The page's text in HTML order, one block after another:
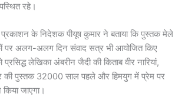
रहे।
के निदेशक पीयूष कुमार ने बताया कि पुस्तक मेले
पर अलग-अलग दिन संवाद सत्र भी आयोजित किए
लेखिका अंबरीन जैदी की किताब वीर नारियां,
की पुस्तक 32000 साल पहले और हिमयुग में प्रेम पर
जाएगा।